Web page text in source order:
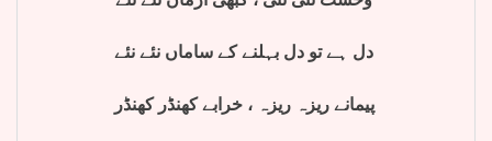
پیمانے ریزہ ریزہ ، خرابے کھنڈر کھنڈر